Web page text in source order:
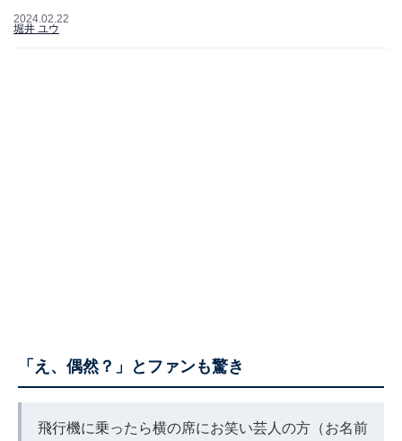
2024.02.22
堀井 ユウ
「え、偶然？」とファンも驚き
飛行機に乗ったら横の席にお笑い芸人の方（お名前